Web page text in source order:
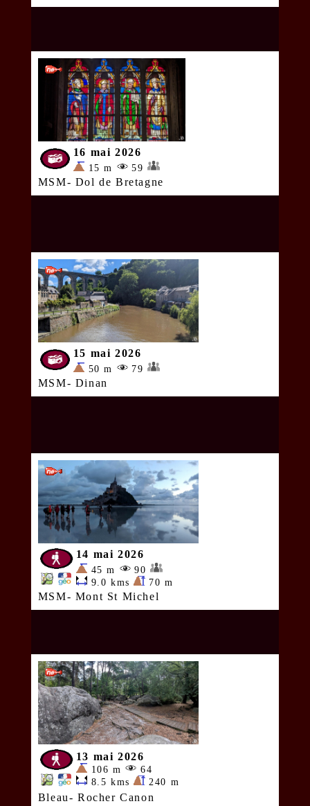
16 mai 2026
15 m 59
MSM- Dol de Bretagne
15 mai 2026
50 m 79
MSM- Dinan
14 mai 2026
45 m
90
9.0 kms
70 m
MSM- Mont St Michel
13 mai 2026
106 m
64
8.5 kms
240 m
Bleau- Rocher Canon